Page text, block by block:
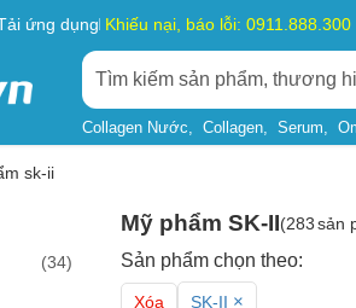
ứng dụng Khiếu nại, báo lỗi: 0911.888.300
Collagen Nước Collagen Serum
sk-ii
(34)
Mỹ phẩm SK-II(283 sản
Sản phẩm chọn theo:
Xóa SK-II ×